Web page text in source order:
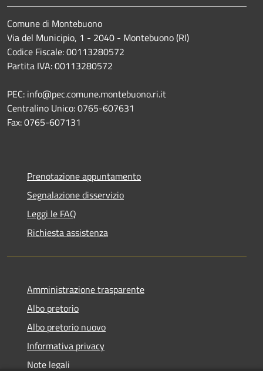
Comune di Montebuono
Via del Municipio, 1 - 2040 - Montebuono (RI)
Codice Fiscale: 00113280572
Partita IVA: 00113280572
PEC: info@pec.comune.montebuono.ri.it
Centralino Unico: 0765-607631
Fax: 0765-607131
Prenotazione appuntamento
Segnalazione disservizio
Leggi le FAQ
Richiesta assistenza
Amministrazione trasparente
Albo pretorio
Albo pretorio nuovo
Informativa privacy
Note legali